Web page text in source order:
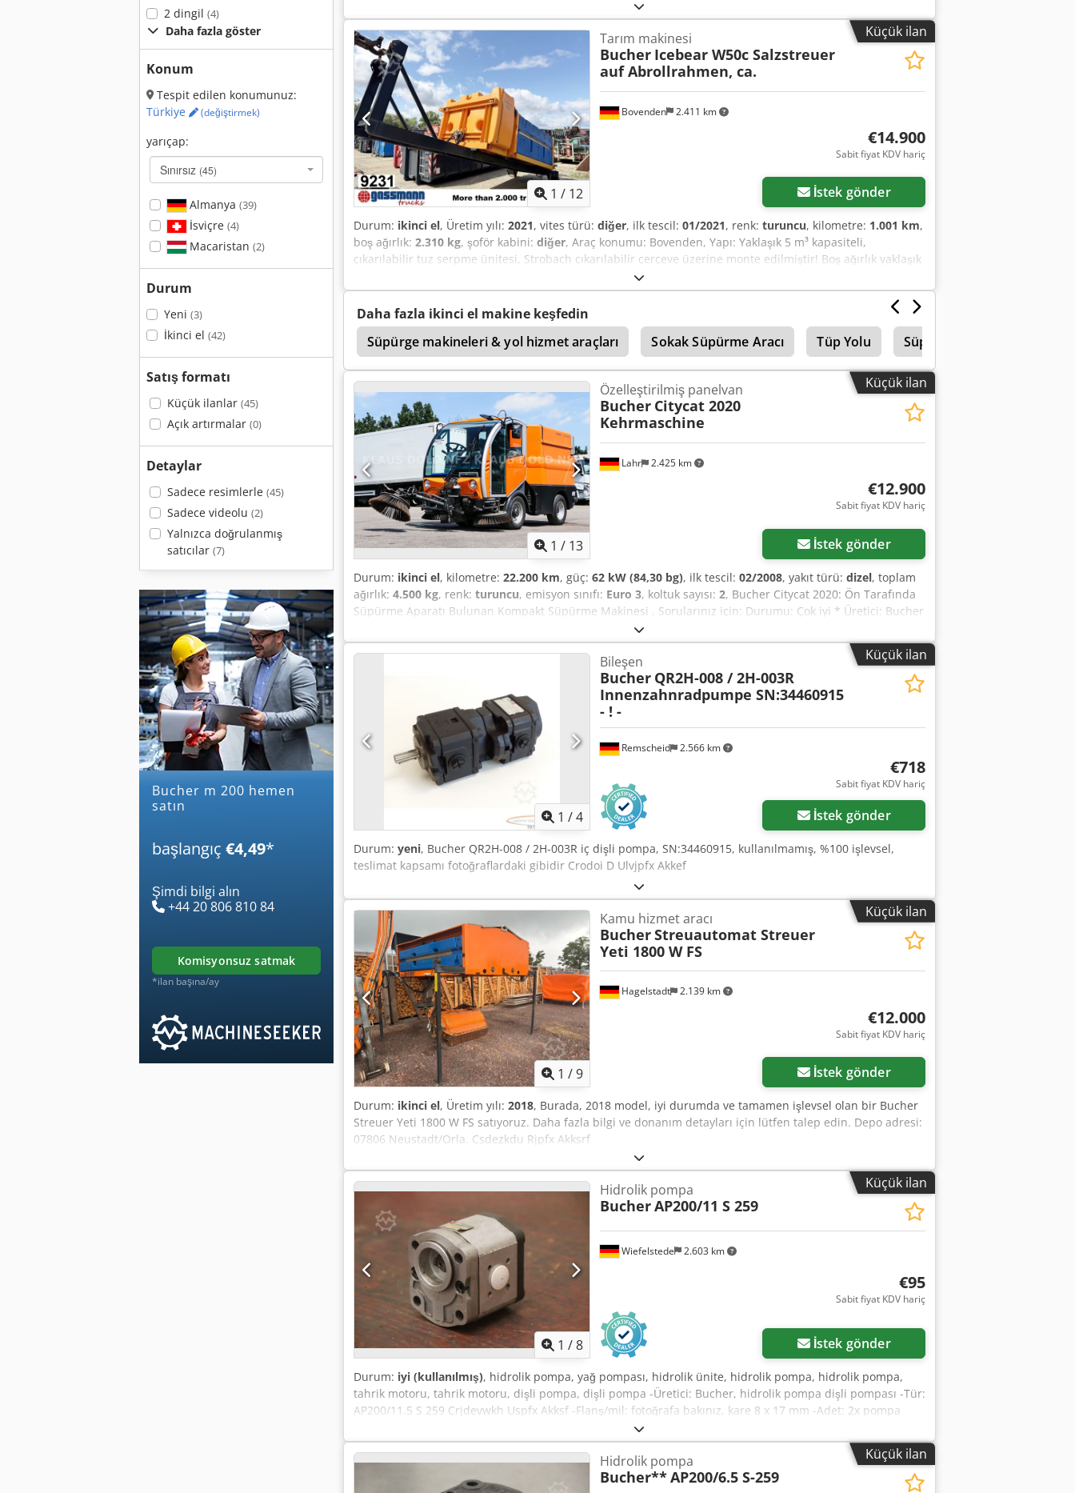
2 dingil (4)
Daha fazla göster
Konum
Tespit edilen konumunuz:
Türkiye
(değiştirmek)
yarıçap:
Sınırsız (45)
Almanya (39)
İsviçre (4)
Macaristan (2)
Durum
Yeni (3)
İkinci el (42)
Satış formatı
Küçük ilanlar (45)
Açık artırmalar (0)
Detaylar
Sadece resimlerle (45)
Sadece videolu (2)
Yalnızca doğrulanmış
satıcılar (7)
bucher m 200 hemen
satın
başlangıç €4,49*
Şimdi bilgi alın
+44 20 806 810 84
komisyonsuz satmak
*ilan başına/ay
başına Cjdpfovwka Djx Akkjrf -Ölçüler: 84/82/Y100 mm -Ağırlık: 2,0 kg
Küçük ilan
1 / 12
Bovenden 2.411 km
Tarım makinesi
Bucher Icebear W50c Salzstreuer
auf Abrollrahmen, ca.
€14.900
Sabit fiyat KDV hariç
İstek gönder
Durum: ikinci el, Üretim yılı: 2021, vites türü: diğer, ilk tescil: 01/2021, renk: turuncu, kilometre: 1.001 km,
boş ağırlık: 2.310 kg, şoför kabini: diğer, Araç konumu: Bovenden, Yapı: Yaklaşık 5 m³ kapasiteli,
çıkarılabilir tuz serpme ünitesi, Strobach çıkarılabilir çerçeve üzerine monte edilmiştir! Boş ağırlık yaklaşık
2310 kg! Tuz serpme ünitesi yaklaşık 5 m³ Crsdpfxszpzf Dj Akksf Sıvı tuz kapasitesi yaklaşık 4580 litre.
AKSESUAR BİLGİLERİ GARANTİ KAPSAMINDA DEĞİLDİR, değişiklikler, ön satış ve hatalar mahfuzdur!
Daha fazla ikinci el makine keşfedin
Süpürge makineleri & yol hizmet araçları
Sokak Süpürme Aracı Tüp Yolu Süpürge Süpürge
Fiat 7090 Fiat 640
Küçük ilan
1 / 13
Lahr 2.425 km
Özelleştirilmiş panelvan
Bucher Citycat 2020
Kehrmaschine
€12.900
Sabit fiyat KDV hariç
İstek gönder
Durum: ikinci el, kilometre: 22.200 km, güç: 62 kW (84,30 bg), ilk tescil: 02/2008, yakıt türü: dizel, toplam
ağırlık: 4.500 kg, renk: turuncu, emisyon sınıfı: Euro 3, koltuk sayısı: 2, Bucher Citycat 2020: Ön Tarafında
Süpürme Aparatı Bulunan Kompakt Süpürme Makinesi . Sorularınız için: Durumu: Çok iyi * Üretici: Bucher
* Model: CityCat 2020 * İyi görüş açısına sahip, kapalı kabin * Sol tarafta yan fırça * Sağ tarafta yan fırça *
Ön fırça * Vakum haznesi ----Fiyat: 12.900,00 Euro + %19 KDV Csdpfx Aszphnxjkkorf Diğer sorularınız için
aşağıdaki telefon numaralarından bize ulaşabilirsiniz: Konuştuğumuz diller: Almanca, İngilizce, Fransızca
ve...? Yazım hataları, yanlışlıklar ve önceden satış olasılığı mahfuzdur.
Küçük ilan
1 /4
Remscheid 2.566 km
Bileşen
Bucher QR2H-008 / 2H-003R
Innenzahnradpumpe SN:34460915
- ! -
€718
Sabit fiyat KDV hariç
İstek gönder
Durum: yeni, Bucher QR2H-008 / 2H-003R iç dişli pompa, SN:34460915, kullanılmamış, %100 işlevsel,
teslimat kapsamı fotoğraflardaki gibidir Crodoi D Ulvjpfx Akkef
Küçük ilan
1 /9
Hagelstadt 2.139 km
Kamu hizmet aracı
BucherStreuautomat Streuer
Yeti 1800 W FS
€12.000
Sabit fiyat KDV hariç
İstek gönder
Durum: ikinci el, Üretim yılı: 2018, Burada, 2018 model, iyi durumda ve tamamen işlevsel olan bir Bucher
Streuer Yeti 1800 W FS satıyoruz. Daha fazla bilgi ve donanım detayları için lütfen talep edin. Depo adresi:
07806 Neustadt/Orla. Csdezkdu Rjpfx Akksrf
Küçük ilan
1 /8
Wiefelstede 2.603 km
Hidrolik pompa
BucherAP200/11 S 259
€95
Sabit fiyat KDV hariç
İstek gönder
Durum: iyi (kullanılmış), hidrolik pompa, yağ pompası, hidrolik ünite, hidrolik pompa, hidrolik pompa,
tahrik motoru, tahrik motoru, dişli pompa, dişli pompa -Üretici: Bucher, hidrolik pompa dişli pompası -Tür:
AP200/11.5 S 259 Crjdevwkh Uspfx Akksf -Flanş/mil: fotoğrafa bakınız, kare 8 x 17 mm -Adet: 2x pompa
mevcuttur -Fiyat: adet başına -Boyutlar: 98/84/Y100 mm -Ağırlık: 2,3 kg/adet
Küçük ilan
Hidrolik pompa
Bucher**AP200/6.5 S-259